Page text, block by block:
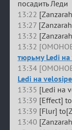
посадить Леди
13:22
13:27
13:32
13:32
тюрьму Ledi
13:34
Ledi на
13:35 [Ledi на
13:39 [Effect]
13:39 [Flur]
13:40